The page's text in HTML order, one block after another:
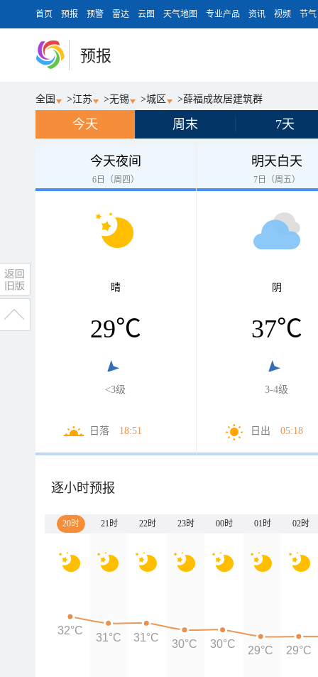
首页 预报 预警 雷达 云图 天气地图 专业产品 资讯 视频 节气
预报
全国 >江苏 >无锡 >城区 >薛福成故居建筑群
今天 周末 7天
今天夜间
6日（周四）
晴
29℃
<3级
日落 18:51
明天白天
7日（周五）
阴
37℃
3-4级
日出 05:18
逐小时预报
20时 21时 22时 23时 00时 01时 02时
32°C
31°C 31°C
30°C 30°C
29°C 29°C